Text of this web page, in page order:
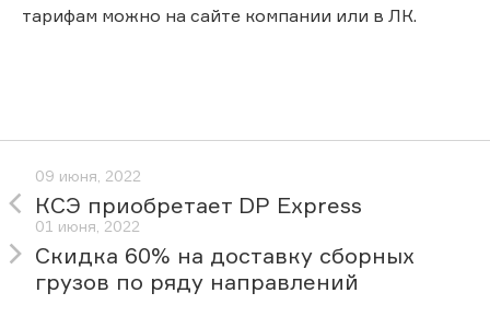
тарифам можно на сайте компании или в ЛК.
09 июня, 2022
КСЭ приобретает DP Express
01 июня, 2022
Скидка 60% на доставку сборных
грузов по ряду направлений